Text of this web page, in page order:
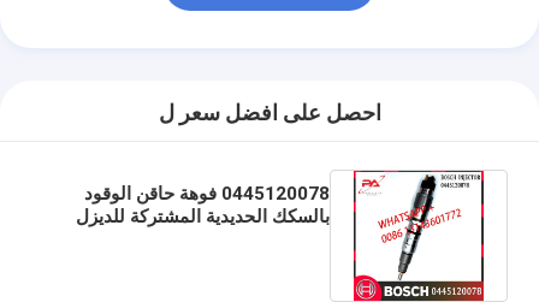
احصل على افضل سعر ل
0445120078 فوهة حاقن الوقود
بالسكك الحديدية المشتركة للديزل